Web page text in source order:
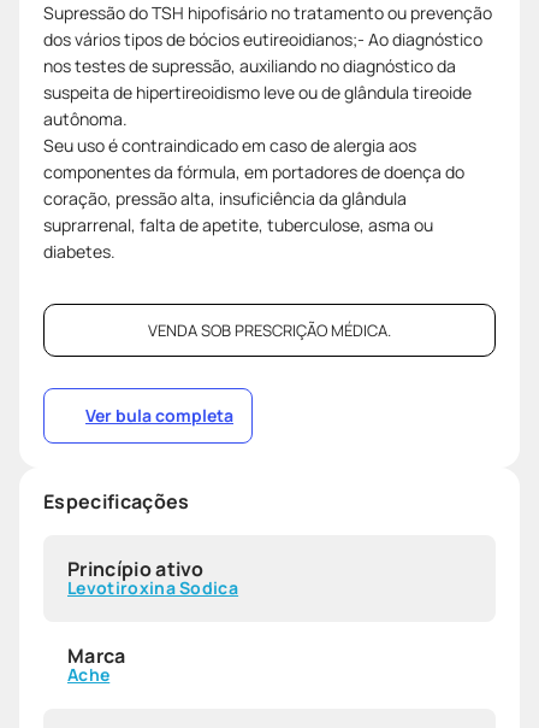
Supressão do TSH hipofisário no tratamento ou prevenção
dos vários tipos de bócios eutireoidianos;- Ao diagnóstico
nos testes de supressão, auxiliando no diagnóstico da
suspeita de hipertireoidismo leve ou de glândula tireoide
autônoma.
Seu uso é contraindicado em caso de alergia aos
componentes da fórmula, em portadores de doença do
coração, pressão alta, insuficiência da glândula
suprarrenal, falta de apetite, tuberculose, asma ou
diabetes.
VENDA SOB PRESCRIÇÃO MÉDICA.
Ver bula completa
Especificações
Princípio ativo
Levotiroxina Sodica
Marca
Ache